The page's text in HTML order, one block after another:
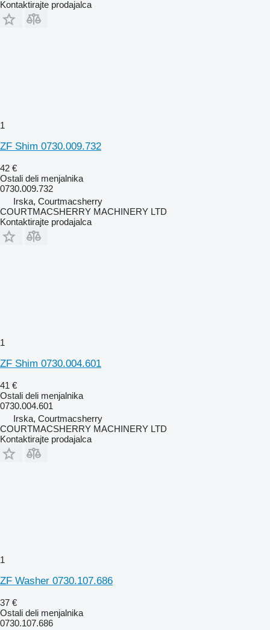
Kontaktirajte prodajalca
1
ZF Shim 0730.009.732
42 €
Ostali deli menjalnika
0730.009.732
Irska, Courtmacsherry
COURTMACSHERRY MACHINERY LTD
Kontaktirajte prodajalca
1
ZF Shim 0730.004.601
41 €
Ostali deli menjalnika
0730.004.601
Irska, Courtmacsherry
COURTMACSHERRY MACHINERY LTD
Kontaktirajte prodajalca
1
ZF Washer 0730.107.686
37 €
Ostali deli menjalnika
0730.107.686